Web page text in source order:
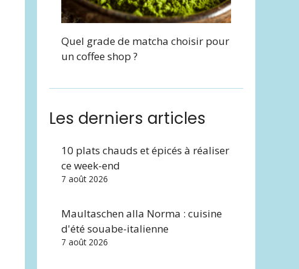
Quel grade de matcha choisir pour
un coffee shop ?
Les derniers articles
10 plats chauds et épicés à réaliser
ce week-end
7 août 2026
Maultaschen alla Norma : cuisine
d'été souabe-italienne
7 août 2026